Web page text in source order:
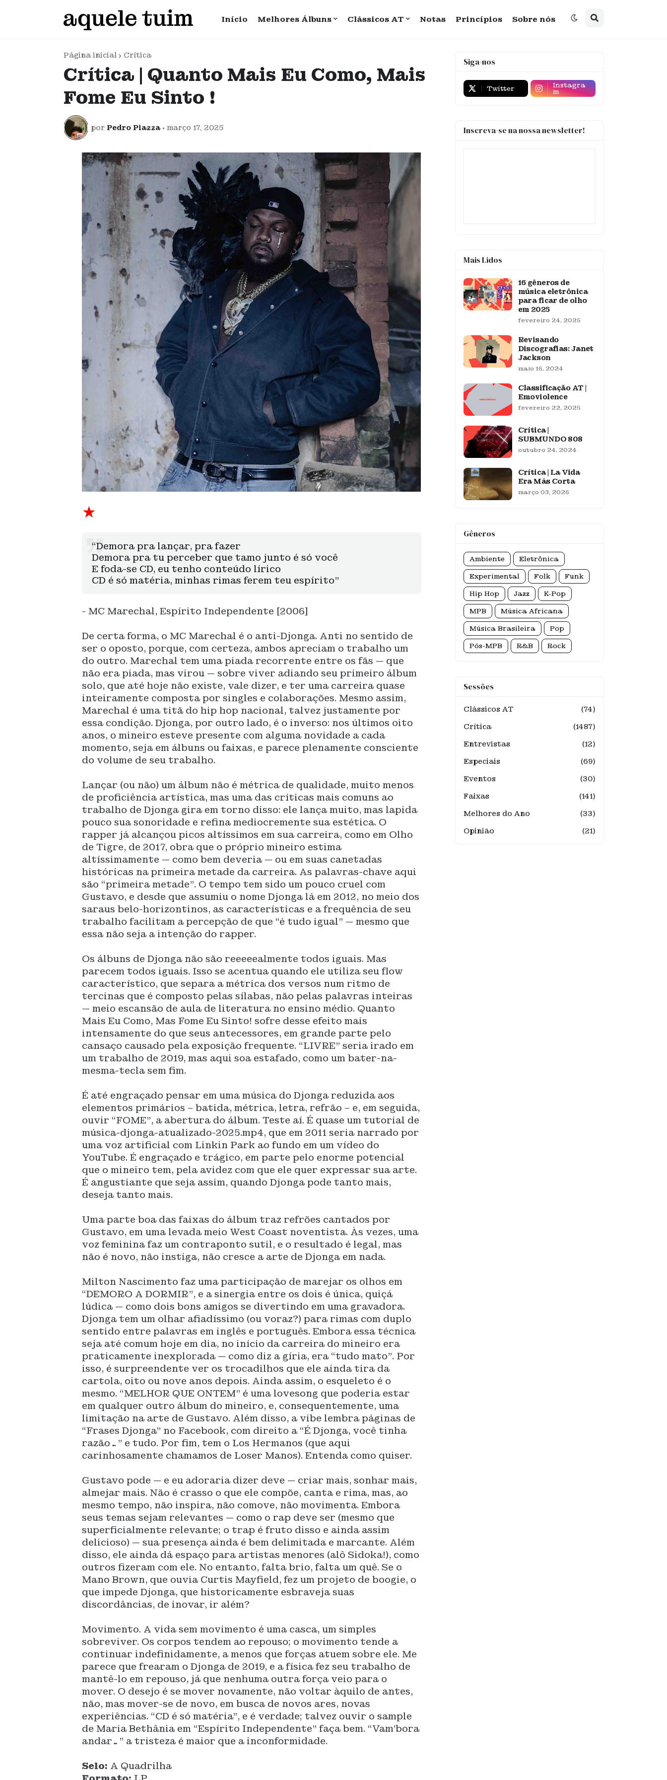
Início Melhores Álbuns Clássicos AT Notas Princípios Sobre nós
Página inicial Crítica
Crítica | Quanto Mais Eu Como, Mais
Fome Eu Sinto !
por Pedro Piazza • março 17, 2025
★
“Demora pra lançar, pra fazer
Demora pra tu perceber que tamo junto é só você
E foda-se CD, eu tenho conteúdo lírico
CD é só matéria, minhas rimas ferem teu espírito”
- MC Marechal, Espírito Independente [2006]
De certa forma, o MC Marechal é o anti-Djonga. Anti no sentido de
ser o oposto, porque, com certeza, ambos apreciam o trabalho um
do outro. Marechal tem uma piada recorrente entre os fãs — que
não era piada, mas virou — sobre viver adiando seu primeiro álbum
solo, que até hoje não existe, vale dizer, e ter uma carreira quase
inteiramente composta por singles e colaborações. Mesmo assim,
Marechal é uma titã do hip hop nacional, talvez justamente por
essa condição. Djonga, por outro lado, é o inverso: nos últimos oito
anos, o mineiro esteve presente com alguma novidade a cada
momento, seja em álbuns ou faixas, e parece plenamente consciente
do volume de seu trabalho.
Lançar (ou não) um álbum não é métrica de qualidade, muito menos
de proficiência artística, mas uma das críticas mais comuns ao
trabalho de Djonga gira em torno disso: ele lança muito, mas lapida
pouco sua sonoridade e refina mediocremente sua estética. O
rapper já alcançou picos altíssimos em sua carreira, como em Olho
de Tigre, de 2017, obra que o próprio mineiro estima
altíssimamente — como bem deveria — ou em suas canetadas
históricas na primeira metade da carreira. As palavras-chave aqui
são “primeira metade”. O tempo tem sido um pouco cruel com
Gustavo, e desde que assumiu o nome Djonga lá em 2012, no meio dos
saraus belo-horizontinos, as características e a frequência de seu
trabalho facilitam a percepção de que “é tudo igual” — mesmo que
essa não seja a intenção do rapper.
Os álbuns de Djonga não são reeeeealmente todos iguais. Mas
parecem todos iguais. Isso se acentua quando ele utiliza seu flow
característico, que separa a métrica dos versos num ritmo de
tercinas que é composto pelas sílabas, não pelas palavras inteiras
— meio escansão de aula de literatura no ensino médio. Quanto
Mais Eu Como, Mas Fome Eu Sinto! sofre desse efeito mais
intensamente do que seus antecessores, em grande parte pelo
cansaço causado pela exposição frequente. “LIVRE” seria irado em
um trabalho de 2019, mas aqui soa estafado, como um bater-na-
mesma-tecla sem fim.
É até engraçado pensar em uma música do Djonga reduzida aos
elementos primários – batida, métrica, letra, refrão – e, em seguida,
ouvir “FOME”, a abertura do álbum. Teste aí. É quase um tutorial de
música-djonga-atualizado-2025.mp4, que em 2011 seria narrado por
uma voz artificial com Linkin Park ao fundo em um vídeo do
YouTube. É engraçado e trágico, em parte pelo enorme potencial
que o mineiro tem, pela avidez com que ele quer expressar sua arte.
É angustiante que seja assim, quando Djonga pode tanto mais,
deseja tanto mais.
Uma parte boa das faixas do álbum traz refrões cantados por
Gustavo, em uma levada meio West Coast noventista. Às vezes, uma
voz feminina faz um contraponto sutil, e o resultado é legal, mas
não é novo, não instiga, não cresce a arte de Djonga em nada.
Milton Nascimento faz uma participação de marejar os olhos em
“DEMORO A DORMIR”, e a sinergia entre os dois é única, quiçá
lúdica — como dois bons amigos se divertindo em uma gravadora.
Djonga tem um olhar afiadíssimo (ou voraz?) para rimas com duplo
sentido entre palavras em inglês e português. Embora essa técnica
seja até comum hoje em dia, no início da carreira do mineiro era
praticamente inexplorada — como diz a gíria, era “tudo mato”. Por
isso, é surpreendente ver os trocadilhos que ele ainda tira da
cartola, oito ou nove anos depois. Ainda assim, o esqueleto é o
mesmo. “MELHOR QUE ONTEM” é uma lovesong que poderia estar
em qualquer outro álbum do mineiro, e, consequentemente, uma
limitação na arte de Gustavo. Além disso, a vibe lembra páginas de
“Frases Djonga” no Facebook, com direito a “É Djonga, você tinha
razão…” e tudo. Por fim, tem o Los Hermanos (que aqui
carinhosamente chamamos de Loser Manos). Entenda como quiser.
Gustavo pode — e eu adoraria dizer deve — criar mais, sonhar mais,
almejar mais. Não é crasso o que ele compõe, canta e rima, mas, ao
mesmo tempo, não inspira, não comove, não movimenta. Embora
seus temas sejam relevantes — como o rap deve ser (mesmo que
superficialmente relevante; o trap é fruto disso e ainda assim
delicioso) — sua presença ainda é bem delimitada e marcante. Além
disso, ele ainda dá espaço para artistas menores (alô Sidoka!), como
outros fizeram com ele. No entanto, falta brio, falta um quê. Se o
Mano Brown, que ouvia Curtis Mayfield, fez um projeto de boogie, o
que impede Djonga, que historicamente esbraveja suas
discordâncias, de inovar, ir além?
Movimento. A vida sem movimento é uma casca, um simples
sobreviver. Os corpos tendem ao repouso; o movimento tende a
continuar indefinidamente, a menos que forças atuem sobre ele. Me
parece que frearam o Djonga de 2019, e a física fez seu trabalho de
mantê-lo em repouso, já que nenhuma outra força veio para o
mover. O desejo é se mover novamente, não voltar àquilo de antes,
não, mas mover-se de novo, em busca de novos ares, novas
experiências. “CD é só matéria”, e é verdade; talvez ouvir o sample
de Maria Bethânia em “Espírito Independente” faça bem. “Vam’bora
andar…” a tristeza é maior que a inconformidade.
Selo: A Quadrilha
Siga-nos
Twitter Instagra
m
Inscreva-se na nossa newsletter!
Mais Lidos
16 gêneros de
música eletrônica
para ficar de olho
em 2025
fevereiro 24, 2025
Revisando
Discografias: Janet
Jackson
maio 16, 2024
Classificação AT |
Emoviolence
fevereiro 22, 2025
Crítica |
SUBMUNDO 808
outubro 24, 2024
Crítica | La Vida
Era Más Corta
março 03, 2026
Gêneros
Ambiente Eletrônica
Experimental Folk Funk
Hip Hop Jazz K-Pop
MPB Música Africana
Música Brasileira Pop
Pós-MPB R&B Rock
Sessões
Clássicos AT
(74)
Crítica
(1487)
Entrevistas
(12)
Especiais
(69)
Eventos
(30)
Faixas
(141)
Melhores do Ano
(33)
Opinião
(21)